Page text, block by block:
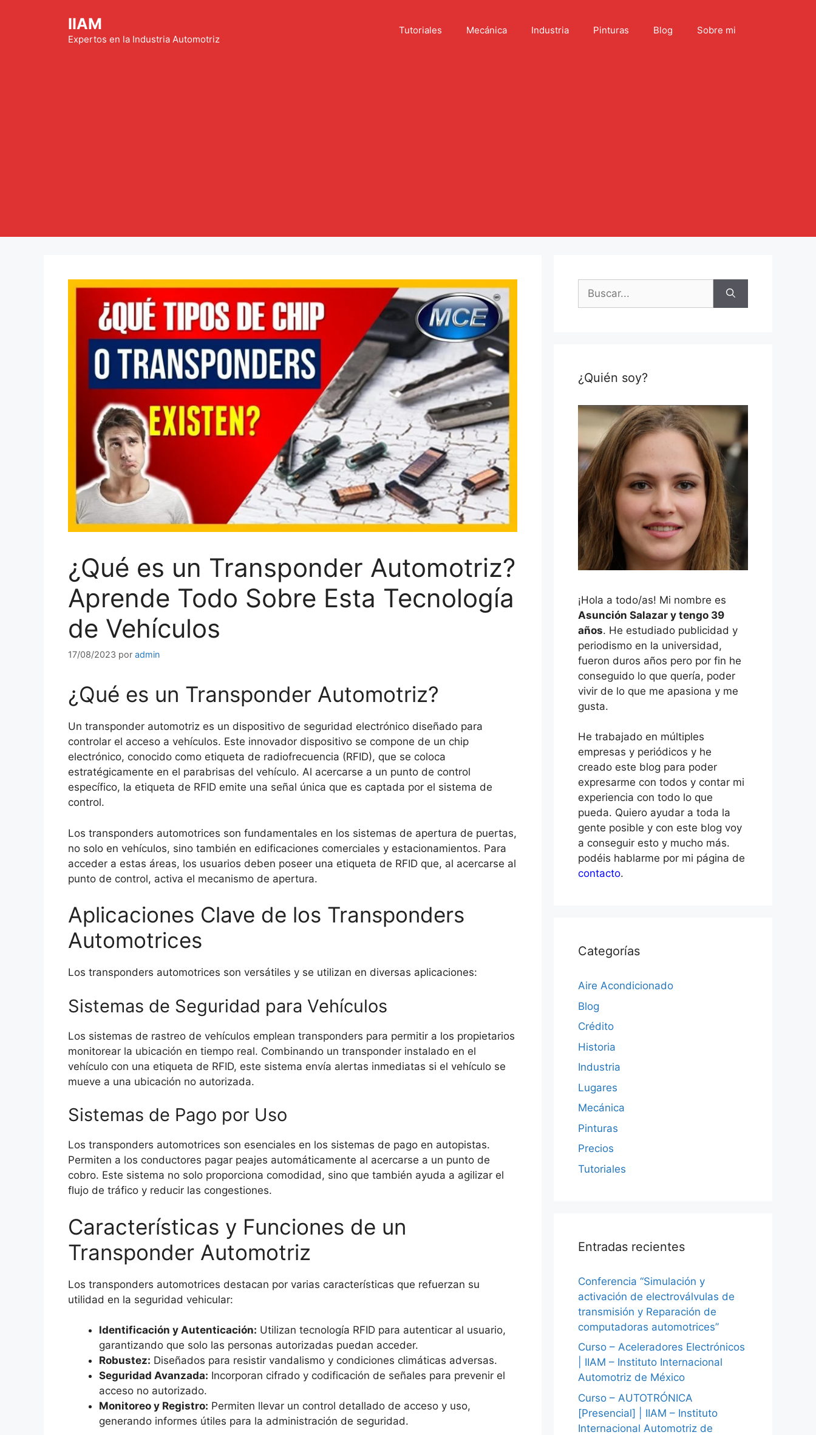
IIAM
Expertos en la Industria Automotriz
Tutoriales Mecánica Industria Pinturas Blog Sobre mi
¿Qué es un Transponder Automotriz?
Aprende Todo Sobre Esta Tecnología
de Vehículos
17/08/2023 por admin
¿Qué es un Transponder Automotriz?
Un transponder automotriz es un dispositivo de seguridad electrónico diseñado para
controlar el acceso a vehículos. Este innovador dispositivo se compone de un chip
electrónico, conocido como etiqueta de radiofrecuencia (RFID), que se coloca
estratégicamente en el parabrisas del vehículo. Al acercarse a un punto de control
específico, la etiqueta de RFID emite una señal única que es captada por el sistema de
control.
Los transponders automotrices son fundamentales en los sistemas de apertura de puertas,
no solo en vehículos, sino también en edificaciones comerciales y estacionamientos. Para
acceder a estas áreas, los usuarios deben poseer una etiqueta de RFID que, al acercarse al
punto de control, activa el mecanismo de apertura.
Aplicaciones Clave de los Transponders
Automotrices
Los transponders automotrices son versátiles y se utilizan en diversas aplicaciones:
Sistemas de Seguridad para Vehículos
Los sistemas de rastreo de vehículos emplean transponders para permitir a los propietarios
monitorear la ubicación en tiempo real. Combinando un transponder instalado en el
vehículo con una etiqueta de RFID, este sistema envía alertas inmediatas si el vehículo se
mueve a una ubicación no autorizada.
Sistemas de Pago por Uso
Los transponders automotrices son esenciales en los sistemas de pago en autopistas.
Permiten a los conductores pagar peajes automáticamente al acercarse a un punto de
cobro. Este sistema no solo proporciona comodidad, sino que también ayuda a agilizar el
flujo de tráfico y reducir las congestiones.
Características y Funciones de un
Transponder Automotriz
Los transponders automotrices destacan por varias características que refuerzan su
utilidad en la seguridad vehicular:
Identificación y Autenticación: Utilizan tecnología RFID para autenticar al usuario,
garantizando que solo las personas autorizadas puedan acceder.
Robustez: Diseñados para resistir vandalismo y condiciones climáticas adversas.
Seguridad Avanzada: Incorporan cifrado y codificación de señales para prevenir el
acceso no autorizado.
Monitoreo y Registro: Permiten llevar un control detallado de acceso y uso,
generando informes útiles para la administración de seguridad.
Buscar:
¿Quién soy?
¡Hola a todo/as! Mi nombre es
Asunción Salazar y tengo 39
años. He estudiado publicidad y
periodismo en la universidad,
fueron duros años pero por fin he
conseguido lo que quería, poder
vivir de lo que me apasiona y me
gusta.
He trabajado en múltiples
empresas y periódicos y he
creado este blog para poder
expresarme con todos y contar mi
experiencia con todo lo que
pueda. Quiero ayudar a toda la
gente posible y con este blog voy
a conseguir esto y mucho más.
podéis hablarme por mi página de
contacto.
Categorías
Aire Acondicionado
Blog
Crédito
Historia
Industria
Lugares
Mecánica
Pinturas
Precios
Tutoriales
Entradas recientes
Conferencia “Simulación y
activación de electroválvulas de
transmisión y Reparación de
computadoras automotrices”
Curso – Aceleradores Electrónicos
| IIAM – Instituto Internacional
Automotriz de México
Curso – AUTOTRÓNICA
[Presencial] | IIAM – Instituto
Internacional Automotriz de